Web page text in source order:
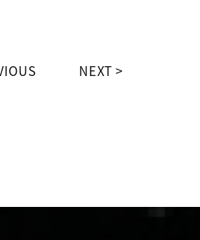
NEXT